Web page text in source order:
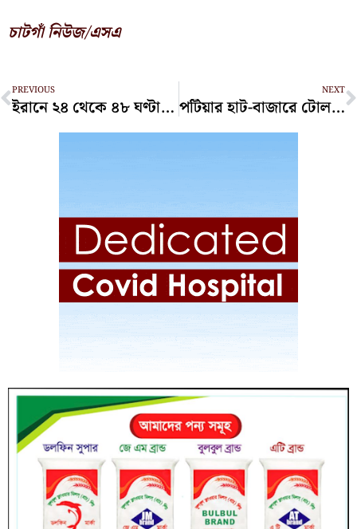
চাটগাঁ নিউজ/এসএ
Prev
PREVIOUS
ইরানে ২৪ থেকে ৪৮ ঘণ্টার মধ্যে হামলা শুরু করতে পারে যুক্তরাষ্ট্র!
NEXT
পটিয়ার হাট-বাজারে টোল আদায়ে অনিয়ম, দেয়া হয় না রসিদ!